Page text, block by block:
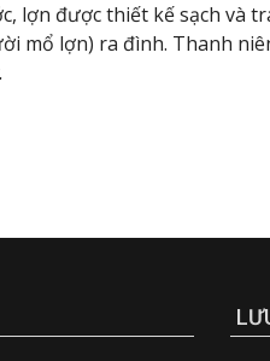
lợn được thiết kế sạch và
mổ lợn) ra đình. Thanh